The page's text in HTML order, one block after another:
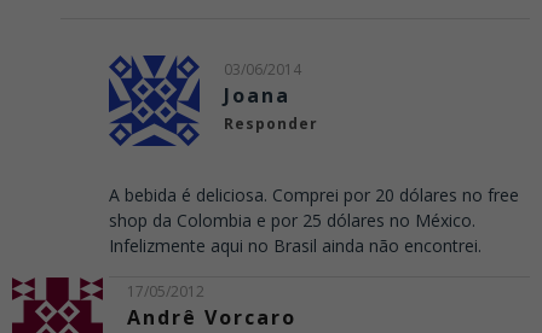
03/06/2014
Joana
Responder
A bebida é deliciosa. Comprei por 20 dólares no free
shop da Colombia e por 25 dólares no México.
Infelizmente aqui no Brasil ainda não encontrei.
17/05/2012
Andrê Vorcaro